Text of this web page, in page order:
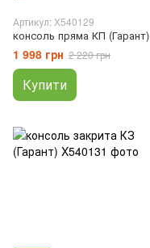
Артикул: X540129
консоль пряма КП (Гарант)
1 998 грн 2 220 грн
Купити